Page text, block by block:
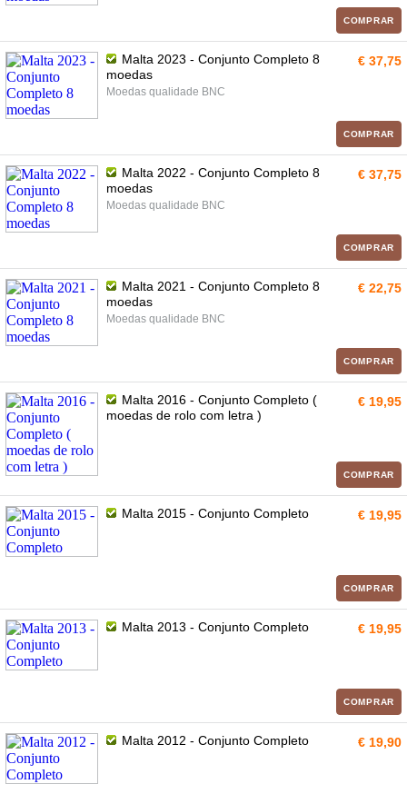
COMPRAR
Malta 2023 - Conjunto Completo 8
moedas
Moedas qualidade BNC
€ 37,75
COMPRAR
Malta 2022 - Conjunto Completo 8
moedas
Moedas qualidade BNC
€ 37,75
COMPRAR
Malta 2021 - Conjunto Completo 8
moedas
Moedas qualidade BNC
€ 22,75
COMPRAR
Malta 2016 - Conjunto Completo (
moedas de rolo com letra )
€ 19,95
COMPRAR
Malta 2015 - Conjunto Completo € 19,95
COMPRAR
Malta 2013 - Conjunto Completo € 19,95
COMPRAR
Malta 2012 - Conjunto Completo € 19,90